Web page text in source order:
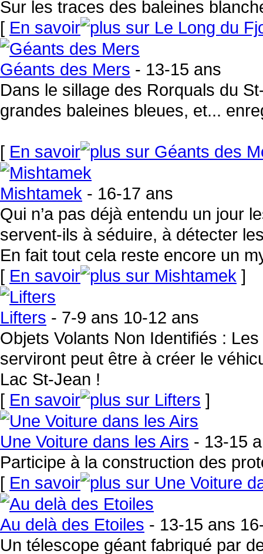
Sur les traces des baleines
[ En savoir
Géants des Mers - 13-15 ans
Dans le sillage des Rorquals du
grandes baleines bleues, et...
[ En savoir
Mishtamek - 16-17 ans
Qui n’a pas déjà entendu un jour
servent-ils à séduire, à détecter
En fait tout cela reste encore un
[ En savoir ]
Lifters - 7-9 ans 10-12 ans
Objets Volants Non Identifiés :
serviront peut être à créer le
Lac St-Jean !
[ En savoir ]
Une Voiture dans les Airs - 13-15
Participe à la construction des
[ En savoir
Au delà des Etoiles - 13-15 ans
Un télescope géant fabriqué par